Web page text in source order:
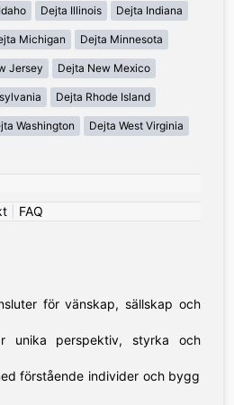
Dejta Illinois Dejta Indiana
Michigan Dejta Minnesota
Jersey Dejta New Mexico
Dejta Rhode Island
Washington Dejta West Virginia
FAQ
för vänskap, sällskap och
unika perspektiv, styrka och
förstående individer och bygg